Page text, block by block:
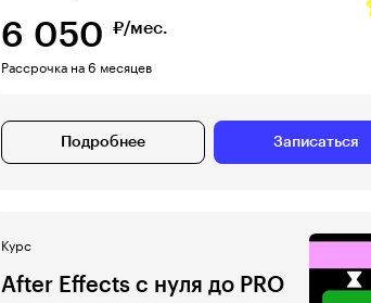
6 050 ₽/мес.
Рассрочка на 6 месяцев
Подробнее Записаться
Курс
After Effects с нуля до PRO